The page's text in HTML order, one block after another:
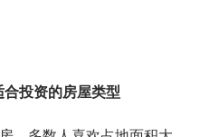
合投资的房屋类型